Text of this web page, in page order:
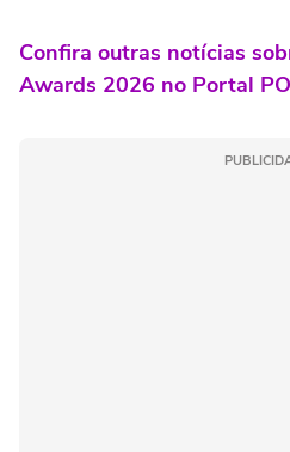
Confira outras notícias
Awards 2026 no Portal